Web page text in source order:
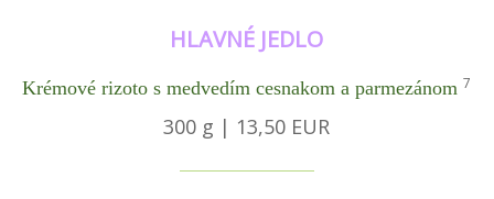
HLAVNÉ JEDLO
Krémové rizoto s medvedím cesnakom a parmezánom 7
300 g | 13,50 EUR